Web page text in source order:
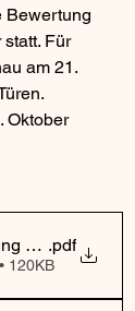
Bewertung
Für
am 21.
Oktober
neu.pdf
120KB